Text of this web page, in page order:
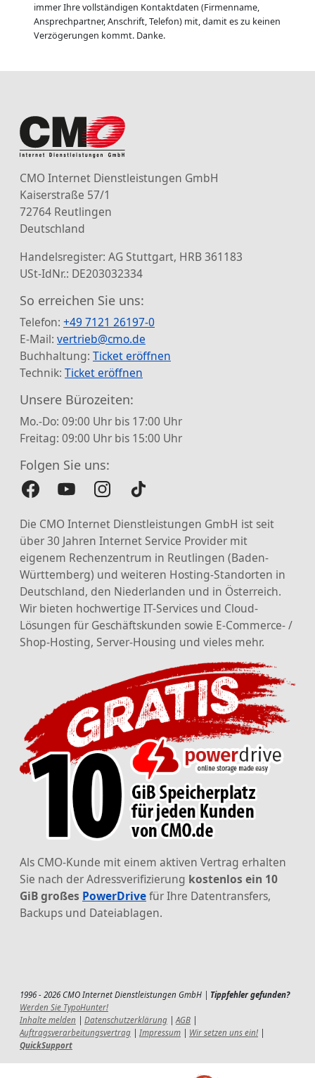
immer Ihre vollständigen Kontaktdaten (Firmenname,
Ansprechpartner, Anschrift, Telefon) mit, damit es zu keinen
Verzögerungen kommt. Danke.
CMO Internet Dienstleistungen GmbH
Kaiserstraße 57/1
72764 Reutlingen
Deutschland
Handelsregister: AG Stuttgart, HRB 361183
USt-IdNr.: DE203032334
So erreichen Sie uns:
Telefon: +49 7121 26197-0
E-Mail: vertrieb@cmo.de
Buchhaltung: Ticket eröffnen
Technik: Ticket eröffnen
Unsere Bürozeiten:
Mo.-Do: 09:00 Uhr bis 17:00 Uhr
Freitag: 09:00 Uhr bis 15:00 Uhr
Folgen Sie uns:
Die CMO Internet Dienstleistungen GmbH ist seit
über 30 Jahren Internet Service Provider mit
eigenem Rechenzentrum in Reutlingen (Baden-
Württemberg) und weiteren Hosting-Standorten in
Deutschland, den Niederlanden und in Österreich.
Wir bieten hochwertige IT-Services und Cloud-
Lösungen für Geschäftskunden sowie E-Commerce- /
Shop-Hosting, Server-Housing und vieles mehr.
Als CMO-Kunde mit einem aktiven Vertrag erhalten
Sie nach der Adressverifizierung kostenlos ein 10
GiB großes PowerDrivefür Ihre Datentransfers,
Backups und Dateiablagen.
1996 - 2026 CMO Internet Dienstleistungen GmbH | Tippfehler gefunden?
Werden Sie TypoHunter!
Inhalte melden
Datenschutzerklärung AGB
Auftragsverarbeitungsvertrag
Impressum Wir setzen uns ein!
QuickSupport